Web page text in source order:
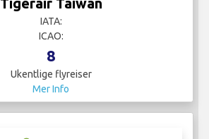
Tigerair Taiwan
IATA:
ICAO:
8
Ukentlige flyreiser
Mer Info